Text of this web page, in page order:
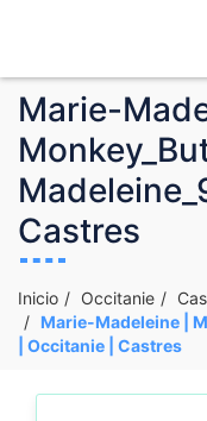
Marie-
Castres
Inicio Occitanie
Marie-Madeleine |
| Occitanie | Castres